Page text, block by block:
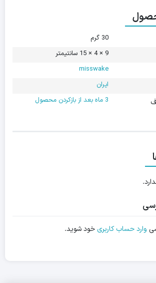
30 گرم
9 × 4 × 15 سانتیمتر
misswake
ایران
3 ماه بعد از بازکردن محصول
وارد حساب کاربریخود شوید.